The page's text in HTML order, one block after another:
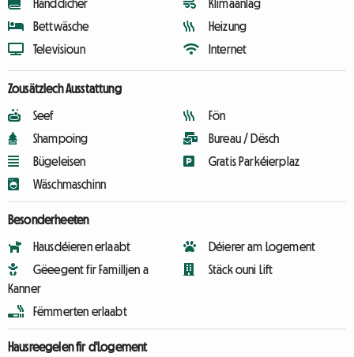
Handdicher
Bettwäsche
Televisioun
Klimaanlag
Heizung
Internet
Zousätzlech Ausstattung
Seef
Shampoing
Bügeleisen
Wäschmaschinn
Fön
Bureau / Dësch
Gratis Parkéierplaz
Besonderheeten
Hausdéieren erlaabt
Gëeegent fir Familljen a
Kanner
Fëmmerten erlaabt
Déierer am Logement
Stäck ouni Lift
Hausreegelen fir d'Logement